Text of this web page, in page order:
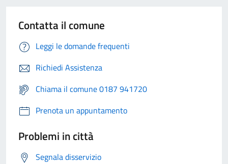
Contatta il comune
Leggi le domande frequenti
Richiedi Assistenza
Chiama il comune 0187 941720
Prenota un appuntamento
Problemi in città
Segnala disservizio